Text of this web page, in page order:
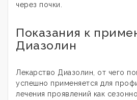
через почки.
Показания к
Диазолин
Лекарство Диазолин, от чего
успешно применяется для
лечения проявлений как